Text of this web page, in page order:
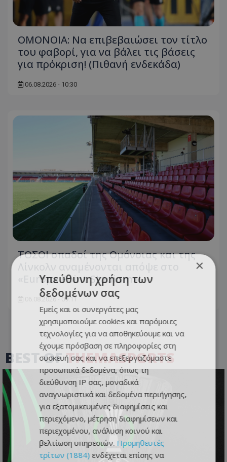
ΟΜΟΝΟΙΑ: Να επιβεβαιώσει τον τίτλο
του φαβορί, για να βάλει τις βάσεις
για πρόκριση! (Πιθανή ενδεκάδα)
06.08.2026 - 10:30
ΤΟΣΟΙ οπαδοί της Ομόνοιας και της
«Europa Point Stadium»!
06.08.2026 - 09:11
BEST OFTHEMASPORTS
×
Υπεύθυνη χρήση των
δεδομένων σας
Εμείς και οι συνεργάτες μας
χρησιμοποιούμε cookies και παρόμοιες
τεχνολογίες για να αποθηκεύουμε και να
έχουμε πρόσβαση σε πληροφορίες στη
συσκευή σας και να επεξεργαζόμαστε
προσωπικά δεδομένα, όπως τη
διεύθυνση IP σας, μοναδικά
αναγνωριστικά και δεδομένα περιήγησης,
για εξατομικευμένες διαφημίσεις και
περιεχόμενο, μέτρηση διαφημίσεων και
περιεχομένου, ανάλυση κοινού και
βελτίωση υπηρεσιών. Προμηθευτές
τρίτων (1884) ενδέχεται επίσης να